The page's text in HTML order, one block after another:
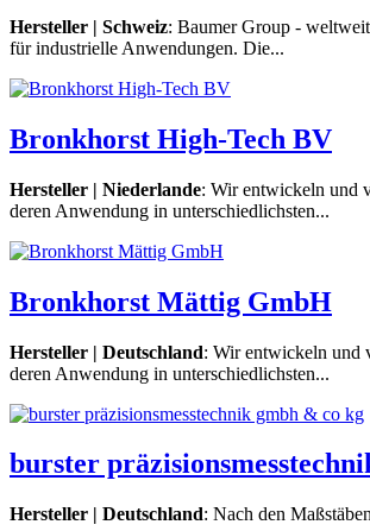
Hersteller | Schweiz: Baumer Group -
für industrielle Anwendungen. Die...
Bronkhorst High-Tech BV
Hersteller | Niederlande: Wir entwickeln und
deren Anwendung in unterschiedlichsten...
Bronkhorst Mättig GmbH
Hersteller | Deutschland: Wir entwickeln und
deren Anwendung in unterschiedlichsten...
burster
Hersteller | Deutschland: Nach den